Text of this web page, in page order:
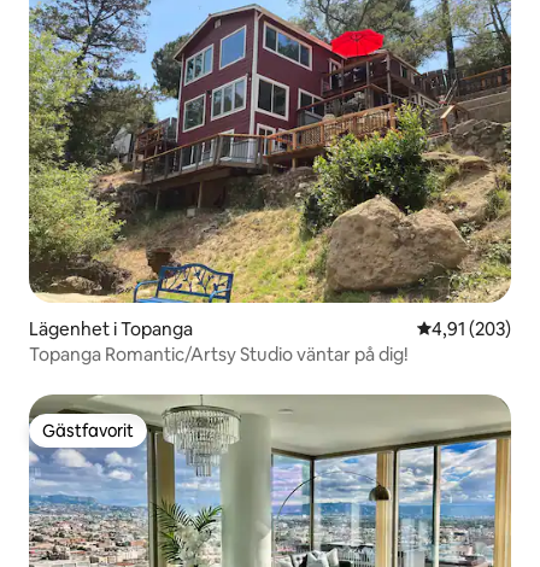
Lägenhet i Topanga 4,91 av 5 i
4,91 (203)
Topanga Romantic/Artsy Studio väntar på dig!
Gästfavorit
Gästfavorit